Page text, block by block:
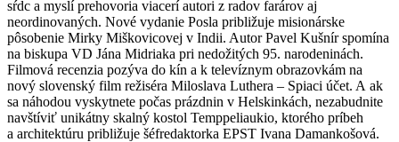
sŕdc a myslí prehovoria viacerí autori z radov farárov aj
neordinovaných. Nové vydanie Posla približuje misionárske
pôsobenie Mirky Miškovicovej v Indii. Autor Pavel Kušnír spomína
na biskupa VD Jána Midriaka pri nedožitých 95. narodeninách.
Filmová recenzia pozýva do kín a k televíznym obrazovkám na
nový slovenský film režiséra Miloslava Luthera – Spiaci účet. A ak
sa náhodou vyskytnete počas prázdnin v Helskinkách, nezabudnite
navštíviť unikátny skalný kostol Temppeliaukio, ktorého príbeh
a architektúru približuje šéfredaktorka EPST Ivana Damankošová.